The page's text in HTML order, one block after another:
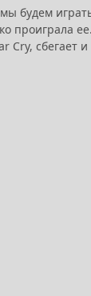
будем
проиграла
Cry, сбегает и